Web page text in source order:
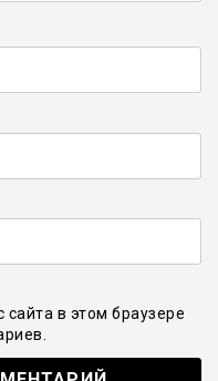
в этом браузере